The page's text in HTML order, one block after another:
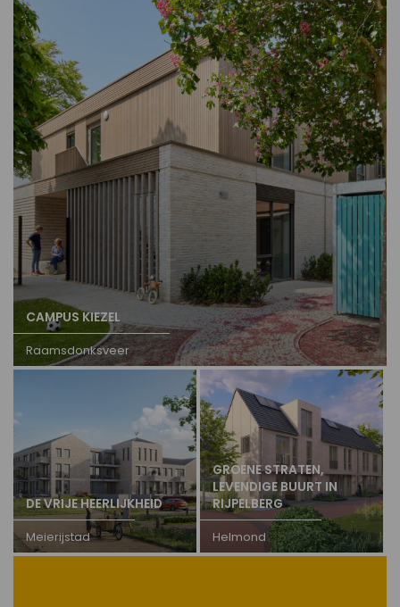
CAMPUS KIEZEL
Raamsdonksveer
DE VRIJE HEERLIJKHEID
Meierijstad
GROENE STRATEN,
LEVENDIGE BUURT IN
RIJPELBERG
Helmond